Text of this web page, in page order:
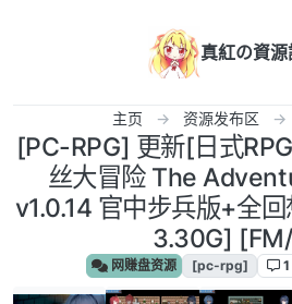
真紅の資源
主页 资源发布区
[PC-RPG] 更新[日式
丝大冒险 The
v1.0.14 官中步兵版+全
3.30G]
网赚盘资源 [pc-rpg] 1